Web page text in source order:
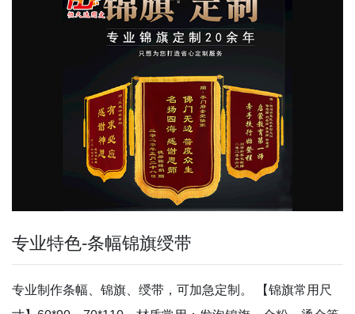
专业特色-条幅锦旗绶带
专业制作条幅、锦旗、绶带，可加急定制。 【锦旗常用尺